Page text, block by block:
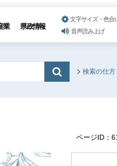
業 県政情報
文字サイズ・色合
音声読み上げ
検索の仕方
ページID：